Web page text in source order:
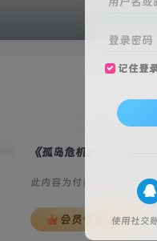
《孤岛危机2：重制版
此内容为付费资源，请付
会员专属资源
登录密码
记住登
使用社交